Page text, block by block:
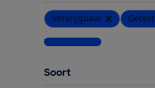
Verkrijgbaar Getest
Wis alle filters
Soort